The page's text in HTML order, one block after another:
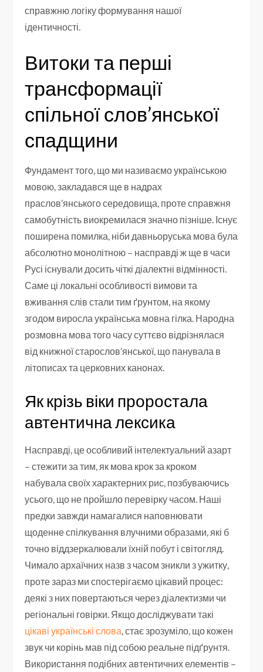
справжню логіку формування нашої
ідентичності.
Витоки та перші
трансформації
спільної слов’янської
спадщини
Фундамент того, що ми називаємо українською
мовою, закладався ще в надрах
праслов’янського середовища, проте справжня
самобутність виокремилася значно пізніше. Існує
поширена помилка, ніби давньоруська мова була
абсолютно монолітною – насправді ж ще в часи
Русі існували досить чіткі діалектні відмінності.
Саме ці локальні особливості вимови та
вживання слів стали тим ґрунтом, на якому
згодом виросла українська мовна гілка. Народна
розмовна мова того часу суттєво відрізнялася
від книжної старослов’янської, що панувала в
літописах та церковних канонах.
Як крізь віки проростала
автентична лексика
Насправді, це особливий інтелектуальний азарт
– стежити за тим, як мова крок за кроком
набувала своїх характерних рис, позбуваючись
усього, що не пройшло перевірку часом. Наші
предки завжди намагалися наповнювати
щоденне спілкування влучними образами, які б
точно віддзеркалювали їхній побут і світогляд.
Чимало архаїчних назв з часом зникли з ужитку,
проте зараз ми спостерігаємо цікавий процес:
деякі з них повертаються через діалектизми чи
регіональні говірки. Якщо досліджувати такі
цікаві українські слова, стає зрозуміло, що кожен
звук чи корінь мав під собою реальне підґрунтя.
Використання подібних автентичних елементів –